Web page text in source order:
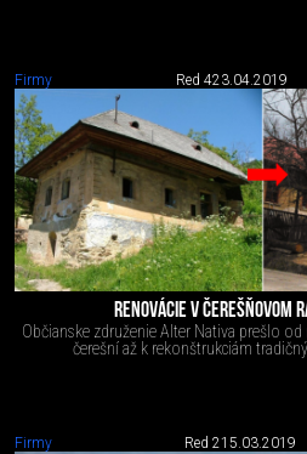
Firmy Red 423.04.2019
RENOVÁCIE V ČEREŠŇOVOM
Občianske združenie Alter Nativa prešlo
čerešní až k rekonštrukciám
Firmy Red 215.03.2019